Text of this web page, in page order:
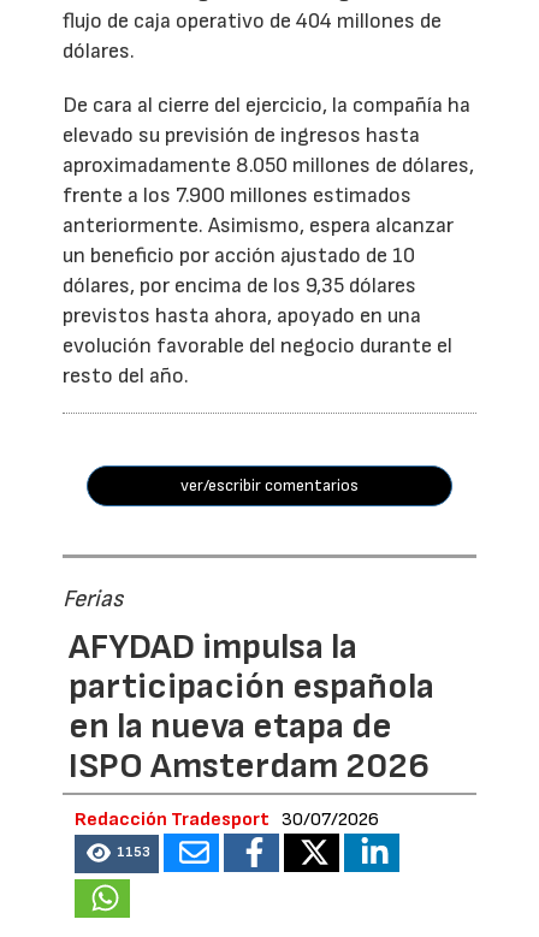
flujo de caja operativo de 404 millones de
dólares.
De cara al cierre del ejercicio, la compañía ha
elevado su previsión de ingresos hasta
aproximadamente 8.050 millones de dólares,
frente a los 7.900 millones estimados
anteriormente. Asimismo, espera alcanzar
un beneficio por acción ajustado de 10
dólares, por encima de los 9,35 dólares
previstos hasta ahora, apoyado en una
evolución favorable del negocio durante el
resto del año.
ver/escribir comentarios
Ferias
AFYDAD impulsa la
participación española
en la nueva etapa de
ISPO Amsterdam 2026
Redacción Tradesport 30/07/2026
1153